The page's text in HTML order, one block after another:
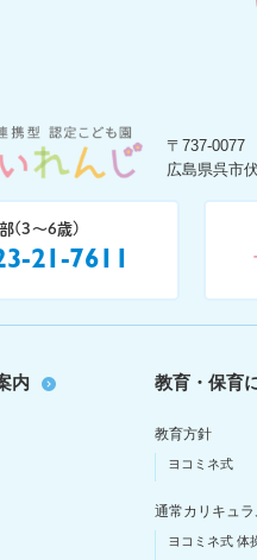
〒737-0077
広島県呉市
(3〜6歳)
21-7611
内 教育・保育
教育方針
ヨコミネ式
通常カリキュラ
ヨコミネ式 体